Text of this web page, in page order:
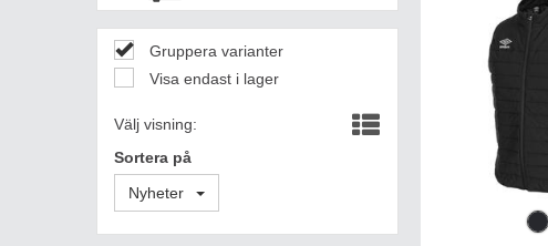
Gruppera varianter
Visa endast i lager
Välj visning:
Sortera på
Nyheter